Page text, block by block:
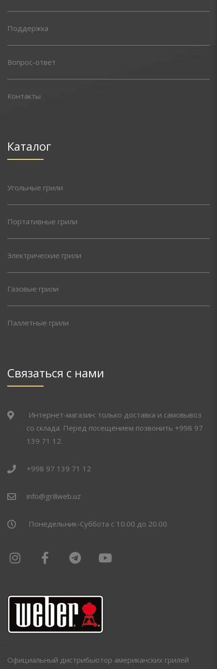
Поддержка
Вопрос-ответ
Контакты
Каталог
Угольные грили
Портативные грили
Электрические грили
Газовые грили
Паллетные грили
Связаться с нами
Интернет-магазин: только доставка и самовывоз
со склада. Перед посещением позвонить +998 97
139 71 12.
+998 97 139 71 12
info@grillweb.uz
Понедельник-Суббота с 10.00 до 20.00
Официальный дистрибьютор американских грилей